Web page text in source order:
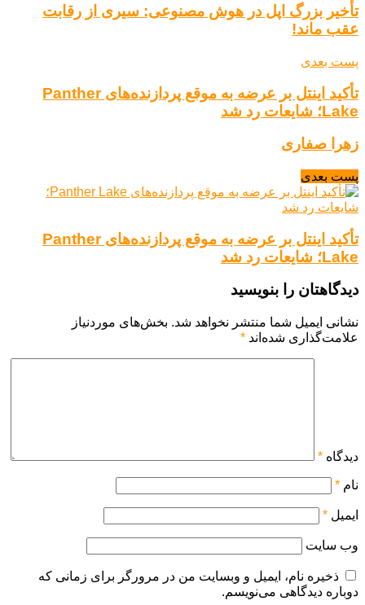
تأخیر بزرگ اپل در هوش مصنوعی: سیری از رقابت
عقب ماند!
پست بعدی
تأکید اینتل بر عرضه به موقع پردازنده‌های Panther
Lake؛ شایعات رد شد
زهرا صفاری
پست بعدی
تأکید اینتل بر عرضه به موقع پردازنده‌های Panther
Lake؛ شایعات رد شد
دیدگاهتان را بنویسید
نشانی ایمیل شما منتشر نخواهد شد. بخش‌های موردنیاز
علامت‌گذاری شده‌اند *
دیدگاه *
نام *
ایمیل *
وب‌ سایت
ذخیره نام، ایمیل و وبسایت من در مرورگر برای زمانی که
دوباره دیدگاهی می‌نویسم.